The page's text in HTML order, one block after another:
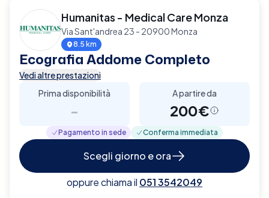
Humanitas - Medical Care Monza
Via Sant'andrea 23 - 20900 Monza
8.5 km
Ecografia Addome Completo
Vedi altre prestazioni
Prima disponibilità
-
A partire da
200€
Pagamento in sede Conferma immediata
Scegli giorno e ora
oppure chiama il 051 3542049